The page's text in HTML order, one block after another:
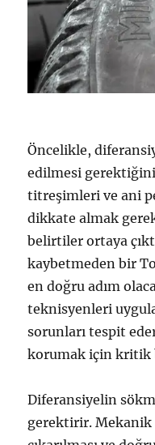
Öncelikle,
edilmesi
titreşimleri ve ani
dikkate almak
belirtiler ortaya
kaybetmeden bir
en doğru adım
teknisyenleri
sorunları tespit
korumak için kritik
Diferansiyelin
gerektirir. Mekanik